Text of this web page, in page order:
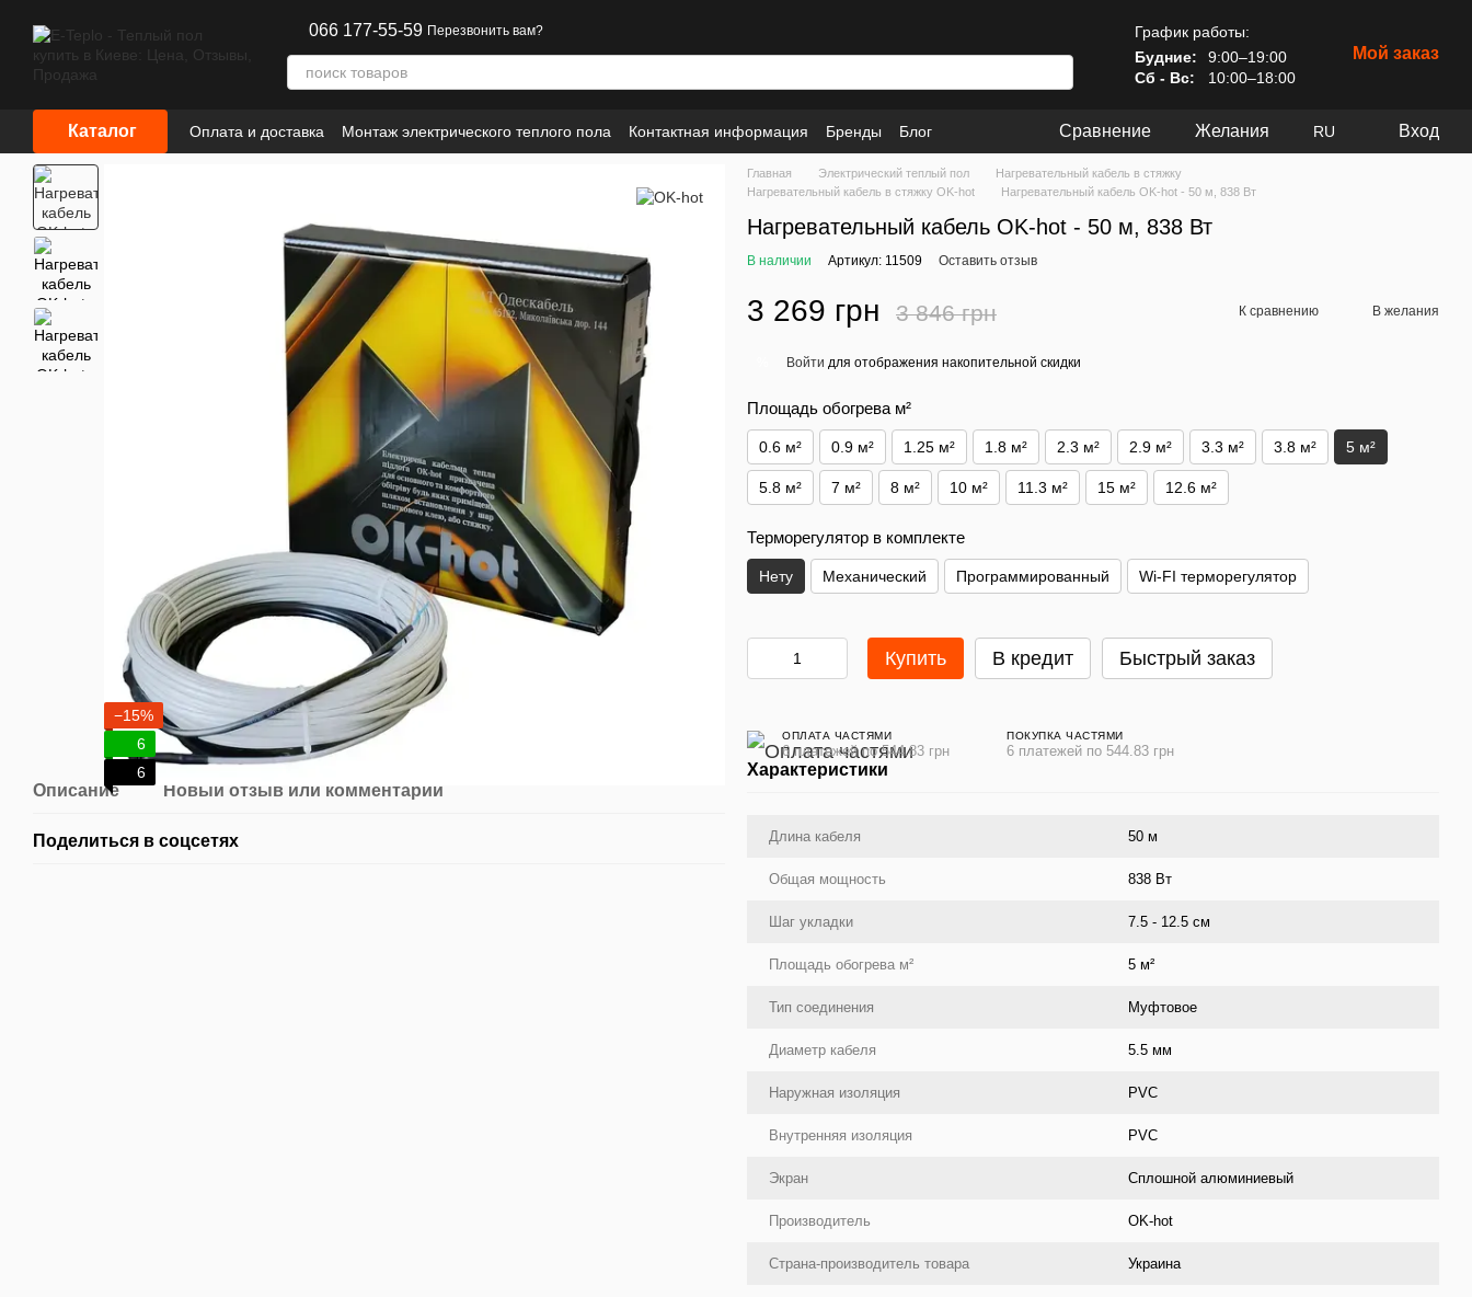
066 177-55-59 Перезвонить вам?
График работы:
Будние:
9:00–19:00
Сб - Вс:
10:00–18:00
Мой заказ
Каталог Оплата и доставка Монтаж электрического теплого пола Контактная информация Бренды
Блог
Сотрудничество
Информация
Сравнение Желания RU Вход
−15%
6
6
Описание Новый отзыв или комментарий
Поделиться в соцсетях
Главная Электрический теплый пол
Нагревательный кабель в стяжку
Нагревательный кабель в стяжку OK-hot
Нагревательный кабель OK-hot - 50 м, 838 Вт
Нагревательный кабель OK-hot - 50 м, 838 Вт
В наличии Артикул: 11509 Оставить отзыв
3 269 грн 3 846 грн К сравнению В желания
Войти для отображения накопительной скидки
Площадь обогрева м²
0.6 м² 0.9 м² 1.25 м² 1.8 м² 2.3 м² 2.9 м² 3.3 м² 3.8 м² 5 м²
5.8 м² 7 м² 8 м² 10 м² 11.3 м² 15 м² 12.6 м²
Терморегулятор в комплекте
Нету Механический Программированный Wi-FI терморегулятор
Купить В кредит Быстрый заказ
ОПЛАТА ЧАСТЯМИ
6 платежей по 544.83 грн
ПОКУПКА ЧАСТЯМИ
6 платежей по 544.83 грн
Характеристики
Длина кабеля 50 м
Общая мощность 838 Вт
Шаг укладки 7.5 - 12.5 см
Площадь обогрева м² 5 м²
Тип соединения Муфтовое
Диаметр кабеля 5.5 мм
Наружная изоляция PVС
Внутренняя изоляция PVC
Экран Сплошной алюминиевый
Производитель OK-hot
Страна-производитель товара Украина